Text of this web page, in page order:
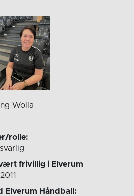
Wolla
rolle:
frivillig i Elverum
Elverum Håndball: